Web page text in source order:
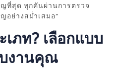
ที่สุด ทุกคันผ่านการตรวจ
อย่างสม่ำเสมอ”
เภท? เลือกแบบ
งานคุณ